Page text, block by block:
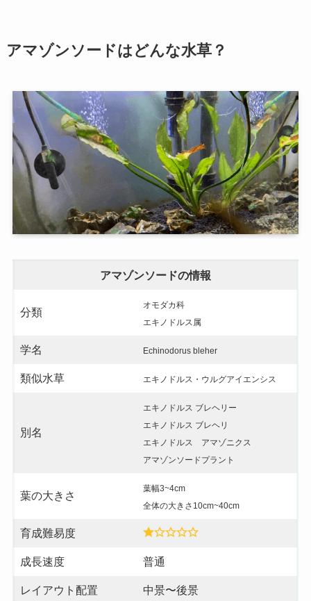
アマゾンソードはどんな水草？
アマゾンソードの情報
分類
オモダカ科
エキノドルス属
学名 Echinodorus bleher
類似水草 エキノドルス・ウルグアイエンシス
別名
エキノドルス ブレヘリー
エキノドルス ブレヘリ
エキノドルス アマゾニクス
アマゾンソードプラント
葉の大きさ
葉幅3~4cm
全体の大きさ10cm~40cm
育成難易度
成長速度 普通
レイアウト配置 中景〜後景